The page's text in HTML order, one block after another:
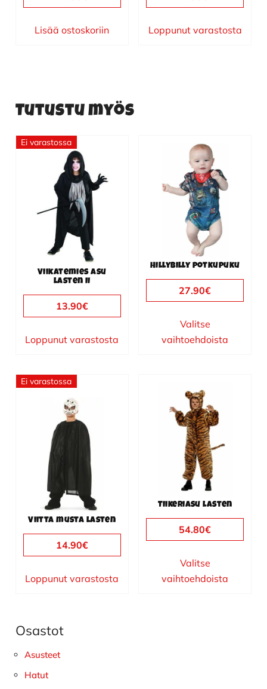
Lisää ostoskoriin Loppunut varastosta
Tutustu myös
Ei varastossa
Viikatemies asu
lasten II
13.90€
Loppunut varastosta
Tällä
tuotteella
useampi
muunnelma.
valinnat
tuotteen
Hillybilly potkupuku
27.90€
Valitse
vaihtoehdoista
useampi
muunnelma.
Ei varastossa
Viitta musta lasten
14.90€
Loppunut varastosta
Tällä
tuotteella
useampi
muunnelma.
tehdä
valinnat
tuotteen
Tiikeriasu lasten
54.80€
Valitse
vaihtoehdoista
tuotteella
muunnelma.
Ensisijainen
sivupalkki
Osastot
Asusteet
Hatut